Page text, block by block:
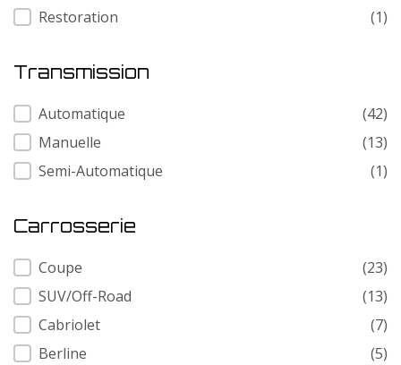
Restoration
(1)
Transmission
Transmission
Automatique
(42)
Manuelle
(13)
Semi-Automatique
(1)
Carrosserie
Carrosserie
Coupe
(23)
SUV/Off-Road
(13)
Cabriolet
(7)
Berline
(5)